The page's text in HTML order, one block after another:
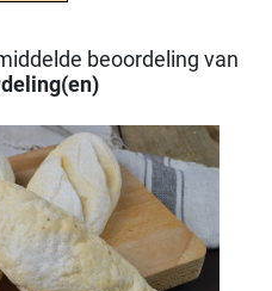
beoordeling van